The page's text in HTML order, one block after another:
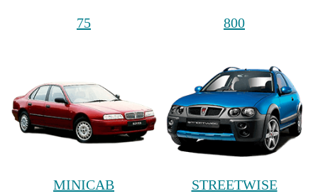
75 800
MINICAB STREETWISE